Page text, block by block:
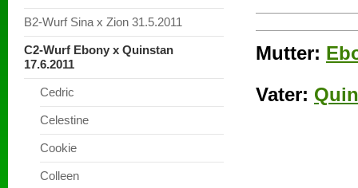
B2-Wurf Sina x Zion 31.5.2011
C2-Wurf Ebony x Quinstan
17.6.2011
Cedric
Celestine
Cookie
Colleen
Mutter:
Vater: